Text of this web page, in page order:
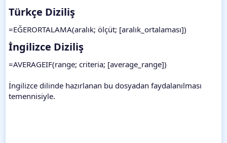
Türkçe Diziliş​
=EĞERORTALAMA(aralık; ölçüt; [aralık_ortalaması])
İngilizce Diziliş​
=AVERAGEIF(range; criteria; [average_range])
İngilizce dilinde hazırlanan bu dosyadan faydalanılması
temennisiyle.